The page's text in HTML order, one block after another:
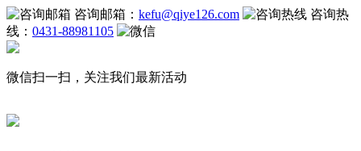
咨询邮箱： kefu@qiye126.com
咨询热
线： 0431-88981105
微信扫一扫，关注我们最新活动